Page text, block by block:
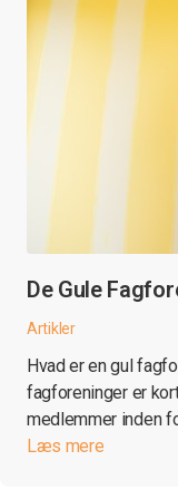
De Gule
Artikler
Hvad er en gul
fagforeninger er
medlemmer inden
Læs mere